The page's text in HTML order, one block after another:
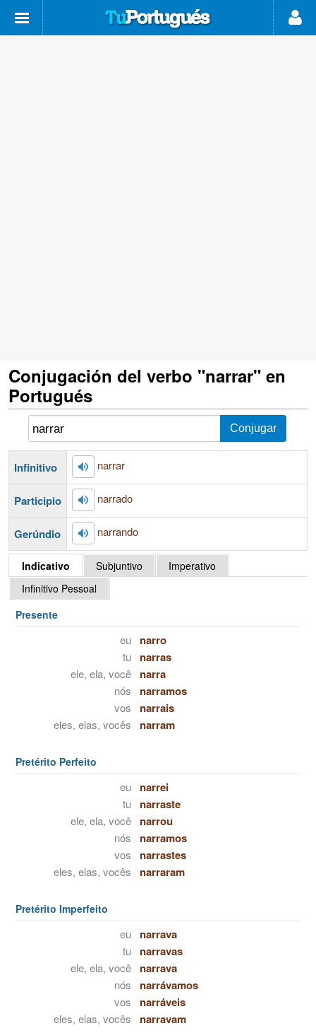
Conjugación del verbo "narrar" en
Portugués
Infinitivo narrar
Participio narrado
Gerúndio narrando
Indicativo Subjuntivo
Imperativo
Infinitivo Pessoal
Presente
eu narro
tu narras
ele, ela, você narra
nós narramos
vos narrais
eles, elas, vocês narram
Pretérito Perfeito
eu narrei
tu narraste
ele, ela, você narrou
nós narramos
vos narrastes
eles, elas, vocês narraram
Pretérito Imperfeito
eu narrava
tu narravas
ele, ela, você narrava
nós narrávamos
vos narráveis
eles, elas, vocês narravam